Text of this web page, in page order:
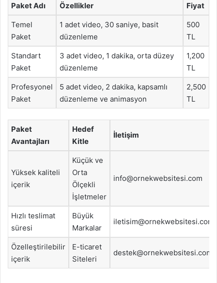
Paket Adı Özellikler Fiyat
Temel
Paket
1 adet video, 30 saniye, basit
düzenleme
500
TL
Standart
Paket
3 adet video, 1 dakika, orta düzey
düzenleme
1,200
TL
Profesyonel
Paket
5 adet video, 2 dakika, kapsamlı
düzenleme ve animasyon
2,500
TL
Paket
Avantajları
Hedef
Kitle
İletişim
Yüksek kaliteli
içerik
Küçük ve
Orta
Ölçekli
İşletmeler
info@ornekwebsitesi.com
Hızlı teslimat
süresi
Büyük
Markalar
iletisim@ornekwebsitesi.com
Özelleştirilebilir
içerik
E-ticaret
Siteleri
destek@ornekwebsitesi.com